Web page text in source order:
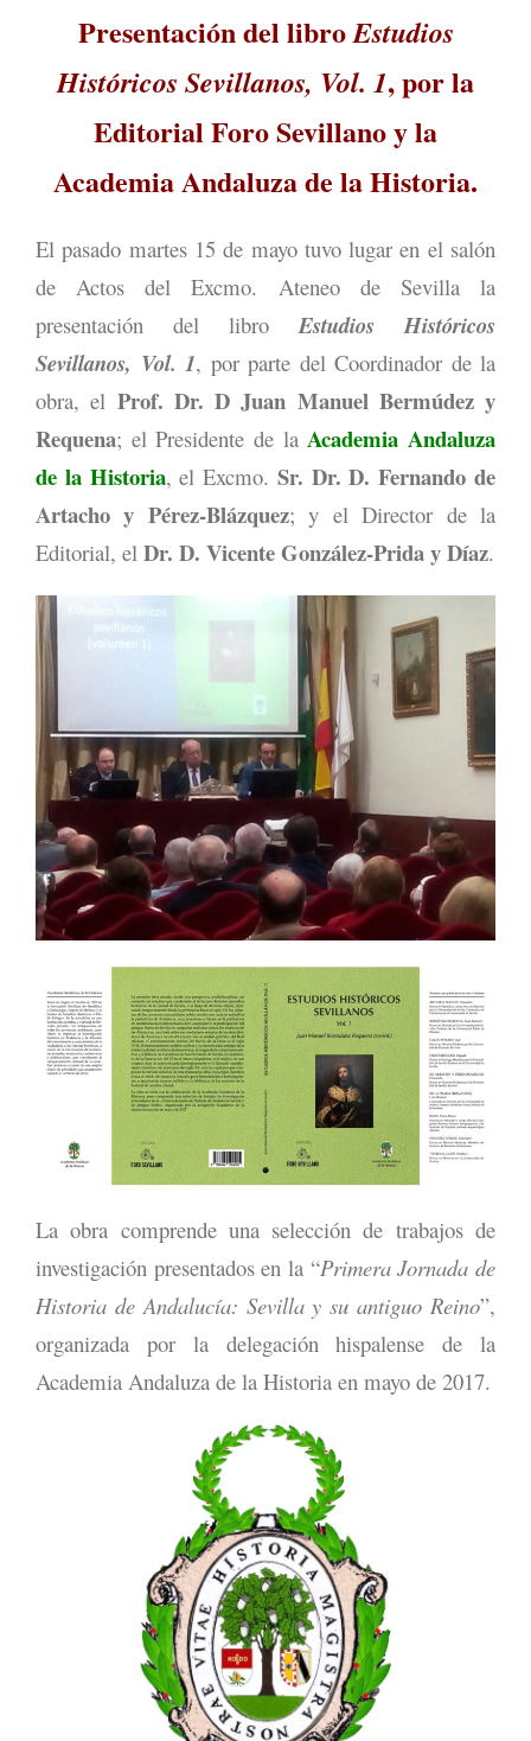
Presentación del libroEstudios
Históricos Sevillanos, Vol. 1, por la
Editorial Foro Sevillano y la
Academia Andaluza de la Historia.
El pasado martes 15 de mayo tuvo lugar en el salón
de Actos del Excmo. Ateneo de Sevilla la
presentación del libroEstudios Históricos
Sevillanos, Vol. 1, por parte del Coordinador de la
obra, el Prof. Dr. D Juan Manuel Bermúdez y
Requena; el Presidente de laAcademia Andaluza
de la Historia, el Excmo. Sr. Dr. D. Fernando de
Artacho y Pérez-Blázquez; y el Director de la
Editorial, el Dr. D. Vicente González-Prida y Díaz.
La obra comprende una selección de trabajos de
investigación presentados en la “Primera Jornada de
Historia de Andalucía: Sevilla y su antiguo Reino”,
organizada por la delegación hispalense de la
Academia Andaluza de la Historia en mayo de 2017.